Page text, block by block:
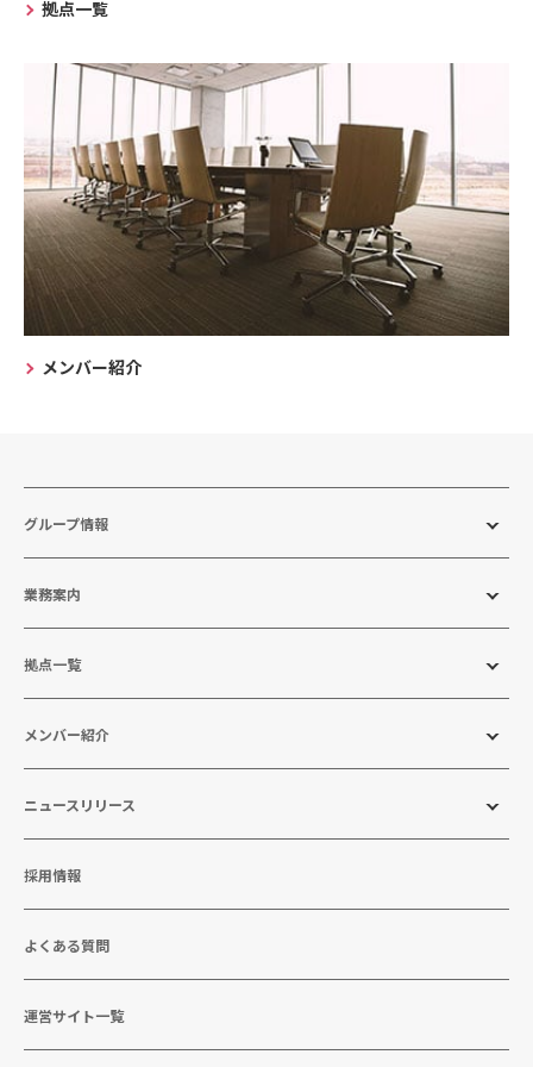
拠点一覧
メンバー紹介
グループ情報
業務案内
拠点一覧
メンバー紹介
ニュースリリース
採用情報
よくある質問
運営サイト一覧